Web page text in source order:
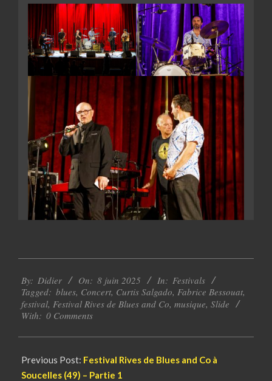
06-
08
By: Didier On: 8 juin 2025 In: Festivals
Tagged: blues, Concert, Curtis Salgado, Fabrice Bessouat,
festival, Festival Rives de Blues and Co, musique, Slide
With: 0 Comments
Previous Post: Festival Rives de Blues and Co à
Soucelles (49) – Partie 1